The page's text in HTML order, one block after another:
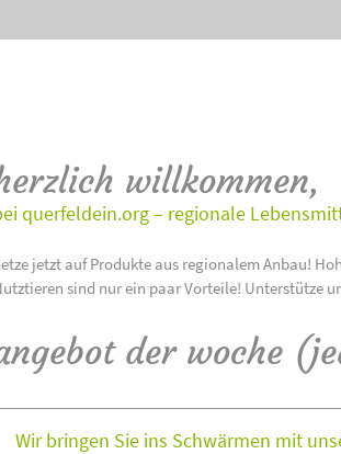
willkommen,
querfeldein.org – regionale
jetzt auf Produkte aus regionalem Anbau!
sind nur ein paar Vorteile! Unterstütze
der woche
Wir bringen Sie ins Schwärmen mit